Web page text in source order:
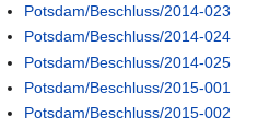
Potsdam/Beschluss/2014-023
Potsdam/Beschluss/2014-024
Potsdam/Beschluss/2014-025
Potsdam/Beschluss/2015-001
Potsdam/Beschluss/2015-002